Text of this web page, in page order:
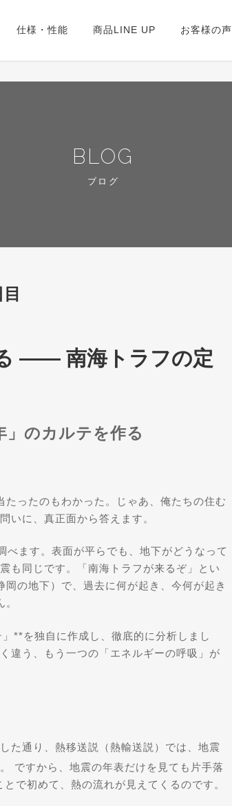
仕様・性能 商品LINE UP お客様の声
BLOG
ブログ
—— 南海トラフの定
」のカルテを作る
ったのもわかった。じゃあ、俺たちの住む
いに、真正面から答えます。
ます。表面が平らでも、地下がどうなって
も同じです。「南海トラフが来るぞ」とい
の地下）で、過去に何が起き、今何が起き
**を独自に作成し、徹底的に分析しまし
違う、もう一つの「エネルギーの呼吸」が
た通り、熱移送説（熱輸送説）では、地震
。 ですから、地震の年表だけを見ても片手落
で初めて、熱の流れが見えてくるのです。